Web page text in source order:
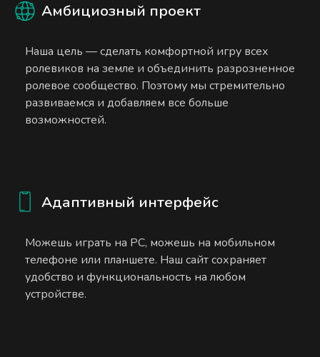
Амбициозный проект
Наша цель — сделать комфортной игру всех
ролевиков на земле и объединить разрозненное
ролевое сообщество. Поэтому мы стремительно
развиваемся и добавляем все больше
возможностей.
Адаптивный интерфейс
Можешь играть на PC, можешь на мобильном
телефоне или планшете. Наш сайт сохраняет
удобство и функциональность на любом
устройстве.